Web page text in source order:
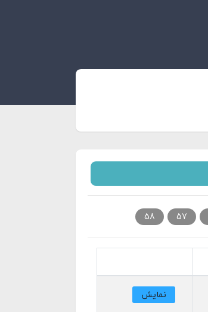
57
58
نمایش